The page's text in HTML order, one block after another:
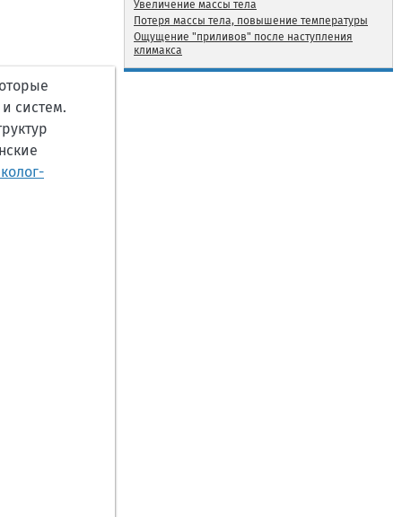
систем.
Увеличение массы тела
Потеря массы тела, повышение температуры
Ощущение "приливов" после наступления
климакса